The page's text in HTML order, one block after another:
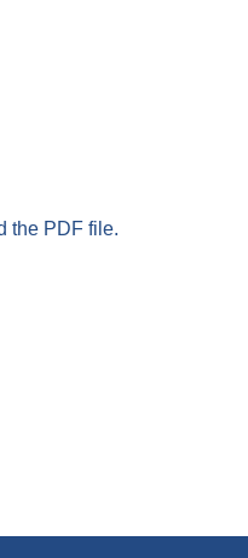
the PDF file.